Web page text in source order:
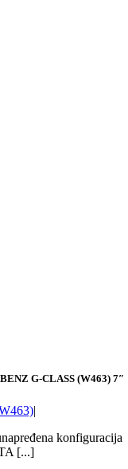
G-CLASS (W463) 7″
|
konfiguracija
[...]